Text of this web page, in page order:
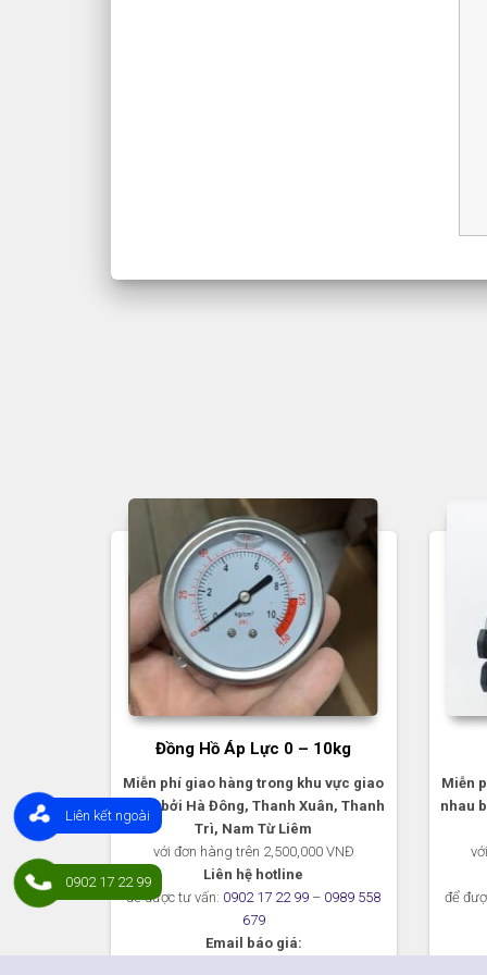
Đồng Hồ Áp Lực 0 – 10kg
Miễn phí giao hàng trong khu vực giao
nhau bởi Hà Đông, Thanh Xuân, Thanh
Trì, Nam Từ Liêm
với đơn hàng trên 2,500,000 VNĐ
Liên hệ hotline
để được tư vấn: 0902 17 22 99 – 0989 558
679
Email báo giá:
Miễn
nhau
để
Liên kết ngoài
0902 17 22 99